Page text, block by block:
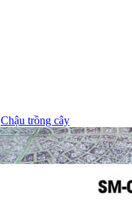
Chậu trồng cây